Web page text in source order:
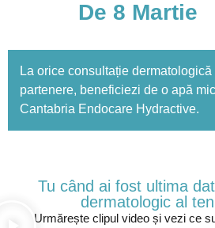
De 8 Martie
La orice consultație
partenere, beneficiezi de o apă
Cantabria Endocare Hydractive.
Tu când ai fost ultima
dermatologic al
Urmărește clipul video și vezi ce